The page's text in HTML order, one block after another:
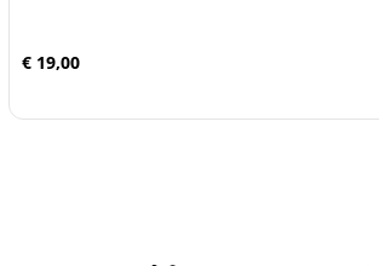
€ 19,00